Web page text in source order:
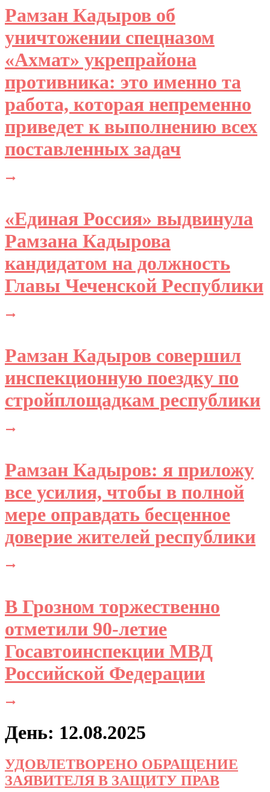
Рамзан Кадыров об
уничтожении спецназом
«Ахмат» укрепрайона
противника: это именно та
работа, которая непременно
приведет к выполнению всех
поставленных задач
«Единая Россия» выдвинула
Рамзана Кадырова
кандидатом на должность
Главы Чеченской Республики
Рамзан Кадыров совершил
инспекционную поездку по
стройплощадкам республики
Рамзан Кадыров: я приложу
все усилия, чтобы в полной
мере оправдать бесценное
доверие жителей республики
В Грозном торжественно
отметили 90-летие
Госавтоинспекции МВД
Российской Федерации
День: 12.08.2025
УДОВЛЕТВОРЕНО ОБРАЩЕНИЕ
ЗАЯВИТЕЛЯ В ЗАЩИТУ ПРАВ